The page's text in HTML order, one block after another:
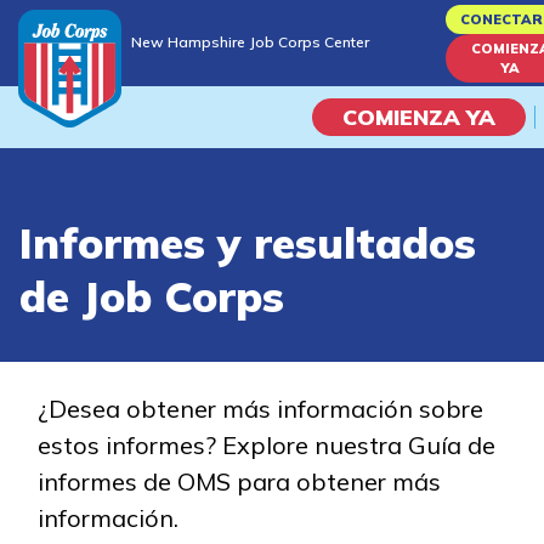
to
content
New Hampshire Job Corps Center
YA
COMIENZA YA
Vida En El Campus
Habilidades académicas
Estudiar
Programas de
Informes y resultados
de Job Corps
¿Desea obtener más información sobre
estos informes? Explore nuestra Guía de
informes de OMS para obtener más
información.